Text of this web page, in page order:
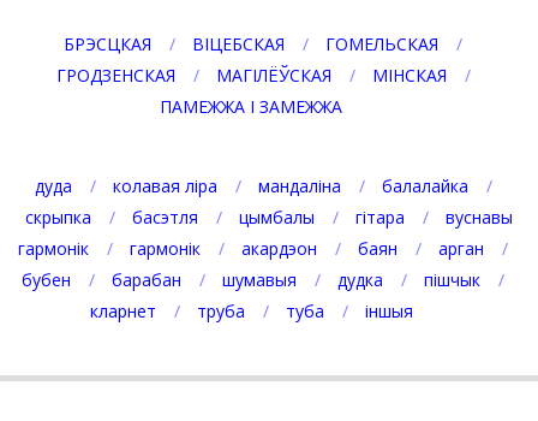
БРЭСЦКАЯ ВІЦЕБСКАЯ
ГОМЕЛЬСКАЯ
ГРОДЗЕНСКАЯ
МАГІЛЁЎСКАЯ
МІНСКАЯ
ПАМЕЖЖА І ЗАМЕЖЖА
дуда колавая ліра мандаліна
балалайка
скрыпка
басэтля цымбалы гітара
вуснавы
гармонік
гармонік акардэон баян
арган
бубен
барабан шумавыя дудка
пішчык
кларнет
труба туба іншыя